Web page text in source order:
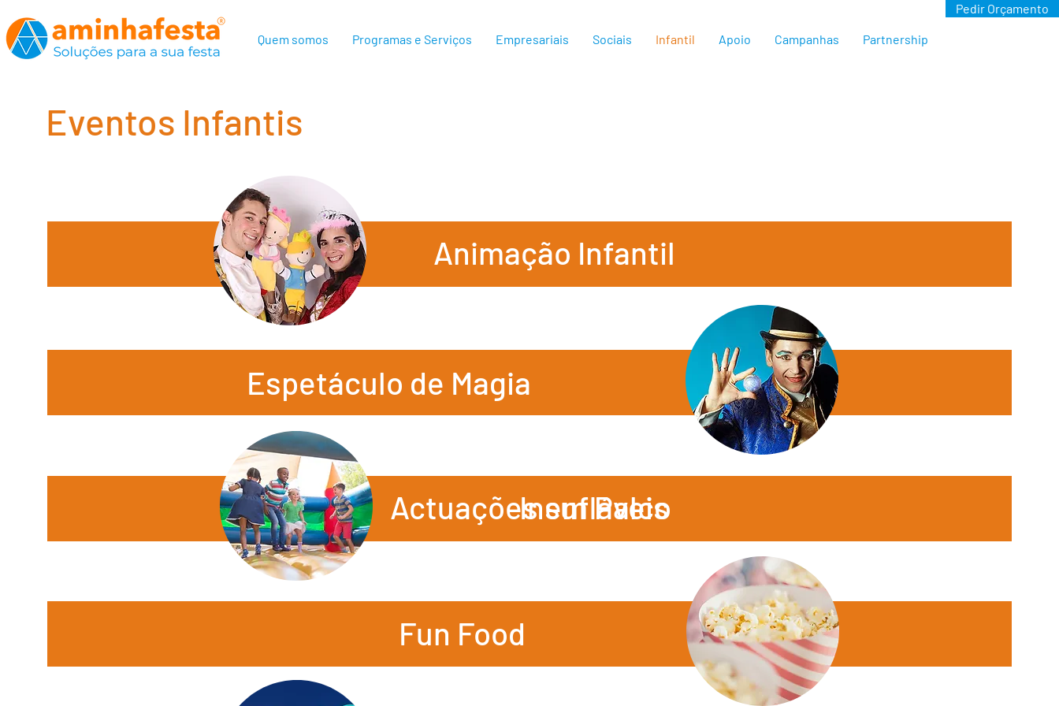
Quem somos Programas e Serviços Empresariais Sociais Infantil Apoio Campanhas Partnership
Pedir Orçamento
Eventos Infantis
Animação Infantil
Espetáculo de Magia
Actuações em Palco
Insufláveis
Fun Food